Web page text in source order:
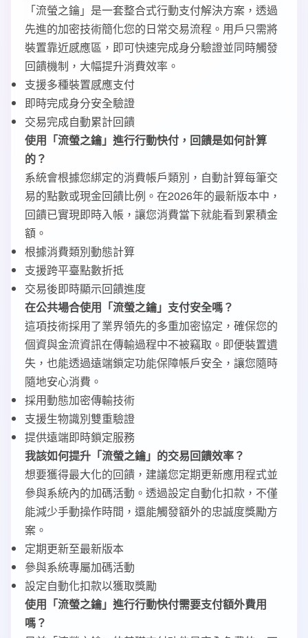
「流螢之鑰」是一套整合式行動支付解決方案，透過
先進的加密技術簡化您的日常交易流程。用戶只需將
裝置靠近感應區，即可快速完成身分驗證並同時觸發
回饋機制，大幅提升消費效率。
支援多種裝置感應支付
即時完成身分安全驗證
交易完成自動累計回饋
使用「流螢之鑰」進行行動快付，回饋是如何計算
的？
系統會根據您綁定的消費帳戶類別，自動計算每筆交
易的點數或現金回饋比例。在2026年的最新版本中，
回饋已實現即時入帳，讓您消費當下就能看到累積金
額。
根據消費類別動態計算
支援跨平臺點數折抵
交易後即時顯示回饋進度
在公共場合使用「流螢之鑰」支付安全嗎？
這項技術採用了業界領先的多重加密協定，確保您的
個資與金流資訊在傳輸過程中不被竊取。即便裝置遺
失，也能透過遠端鎖定功能保障帳戶安全，讓您隨時
隨地安心消費。
採用動態加密傳輸技術
支援生物識別雙重驗證
提供遠端即時鎖定服務
我該如何提升「流螢之鑰」的交易回饋效率？
想要獲得最大化的回饋，建議您定期更新應用程式並
參與系統內的加碼活動。透過設定自動化扣款，不僅
能減少手動操作時間，還能觸發額外的忠誠度獎勵方
案。
定期更新至最新版本
參與系統專屬加碼活動
設定自動化扣款以獲取獎勵
使用「流螢之鑰」進行行動快付需要支付額外費用
嗎？